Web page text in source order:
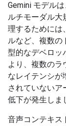
Gemini モデル
ルチモーダル大
理するためには
ルなど、複数の
型的なデベロッ
より、複数のラ
なレイテンシが
されていない
低下が発生しま
音声コンテキス